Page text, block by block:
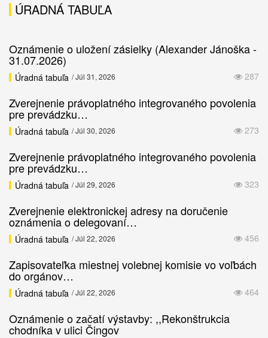
ÚRADNÁ TABUĽA
Oznámenie o uložení zásielky (Alexander Jánoška -
31.07.2026)
287
Úradná tabuľa / Júl 31, 2026
Zverejnenie právoplatného integrovaného povolenia
pre prevádzku…
273
Úradná tabuľa / Júl 30, 2026
Zverejnenie právoplatného integrovaného povolenia
pre prevádzku…
323
Úradná tabuľa / Júl 29, 2026
Zverejnenie elektronickej adresy na doručenie
oznámenia o delegovaní…
456
Úradná tabuľa / Júl 22, 2026
Zapisovateľka miestnej volebnej komisie vo voľbách
do orgánov…
464
Úradná tabuľa / Júl 22, 2026
Oznámenie o začatí výstavby: ,,Rekonštrukcia
chodníka v ulici Čingov